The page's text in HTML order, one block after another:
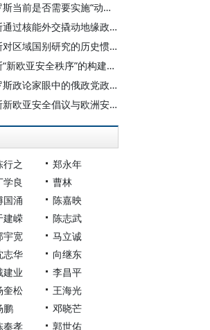
周力：关于俄罗斯当前是否需要实施“动员经济”的讨论
李勇慧：俄罗斯通过核能外交撬动地缘政治
邢广程：俄罗斯对区域国别研究的历史惯性和现实路径
马天骄：俄罗斯“新欧亚安全秩序”的构建及前景展望
周力：一位俄罗斯政论家眼中的俄政党政治
庞大鹏：俄罗斯新欧亚安全倡议与欧洲安全秩序重塑
行之
郑永年
学良
曹林
国涌
陈嘉映
建嵘
陈志武
宇宽
马立诚
志华
向继东
建业
李昌平
奎松
王海光
鹏
邓晓芒
奉孝
郭世佑